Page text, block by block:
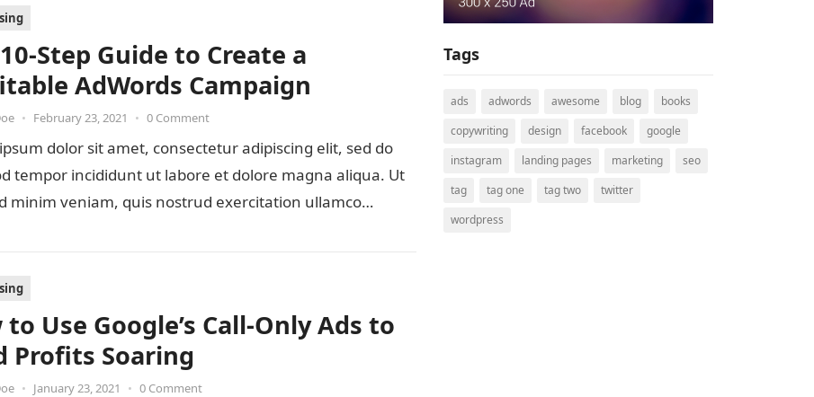
Step Guide to Create a
AdWords Campaign
• February 23, 2021 • 0 Comment
dolor sit amet, consectetur adipiscing elit, sed do
tempor incididunt ut labore et dolore magna aliqua. Ut
minim veniam, quis nostrud exercitation ullamco…
to Use Google’s Call-Only Ads to
Profits Soaring
• January 23, 2021 • 0 Comment
Tags
ads adwords awesome blog
books
copywriting
design facebook
google
instagram
landing pages marketing
seo
tag
tag one tag two
twitter
wordpress